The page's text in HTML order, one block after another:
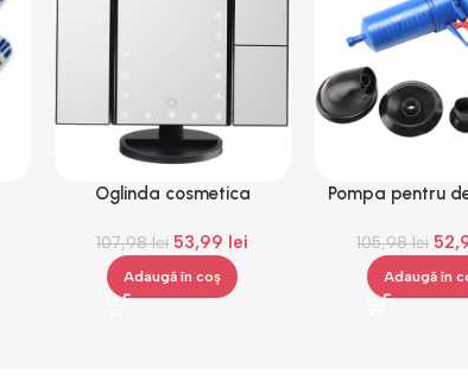
Oglinda cosmetica
senzor de atingere,Gonga®
107,98lei 53,99 lei
Adaugă în coș
Pompa pentru
105,98lei
Adaugă în